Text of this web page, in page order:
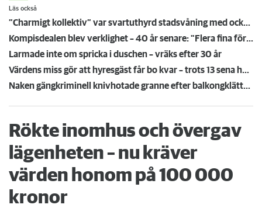
Läs också
”Charmigt kollektiv” var svartuthyrd stadsvåning med ockerhyra
Kompisdealen blev verklighet – 40 år senare: "Flera fina fördelar med att dela bostad"
Larmade inte om spricka i duschen – vräks efter 30 år
Värdens miss gör att hyresgäst får bo kvar – trots 13 sena hyror
Naken gängkriminell knivhotade granne efter balkongklättring
Rökte inomhus och övergav
lägenheten – nu kräver
värden honom på 100 000
kronor